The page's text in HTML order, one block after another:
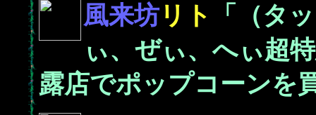
風来坊リト
「（タ
ぃ、ぜぃ、へぃ超
露店でポップコーンを